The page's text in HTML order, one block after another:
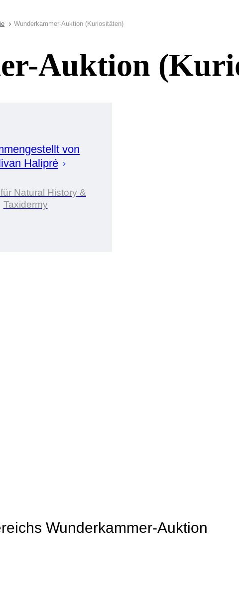
Wunderkammer-Auktion (Kuriositäten)
Auktion
von
Halipré
Natural History &
Taxidermy
Wunderkammer-Auktion